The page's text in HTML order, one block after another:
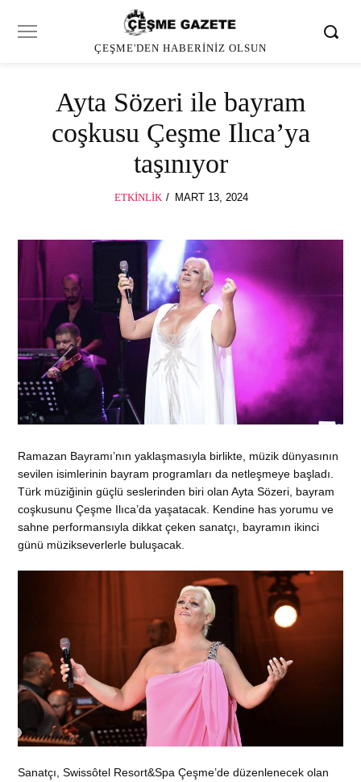
ÇEŞME'DEN HABERINIZ OLSUN
Ayta Sözeri ile bayram
coşkusu Çeşme Ilıca’ya
taşınıyor
ETKINLIK
POSTED
MART 13, 2024
Ramazan Bayramı’nın yaklaşmasıyla birlikte, müzik dünyasının
sevilen isimlerinin bayram programları da netleşmeye başladı.
Türk müziğinin güçlü seslerinden biri olan Ayta Sözeri, bayram
coşkusunu Çeşme Ilıca’da yaşatacak. Kendine has yorumu ve
sahne performansıyla dikkat çeken sanatçı, bayramın ikinci
günü müzikseverlerle buluşacak.
Sanatçı, Swissôtel Resort&Spa Çeşme’de düzenlenecek olan